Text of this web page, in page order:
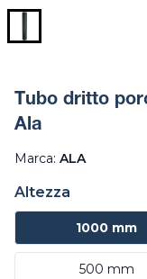
Tubo dritto
Ala
Marca: ALA
Altezza
1000 mm
500 mm